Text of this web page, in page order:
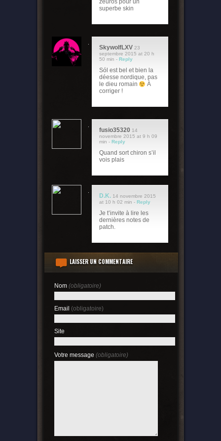
zeuros pour un
superbe skin
SkywolfLXV 23
septembre 2015 at 20 h
50 min - Reply
Sól est bel et bien la
déesse nordique, pas
le dieu romain
À
corriger !
fusio35320 14
novembre 2015 at 9 h 09
min - Reply
Quand sort chiron s’il
vois plais
D.K. 14 novembre 2015
at 10 h 02 min - Reply
Je t’invite à lire les
dernières notes de
patch.
LAISSER UN COMMENTAIRE
Nom (obligatoire)
Email (obligatoire)
Site
Votre message (obligatoire)